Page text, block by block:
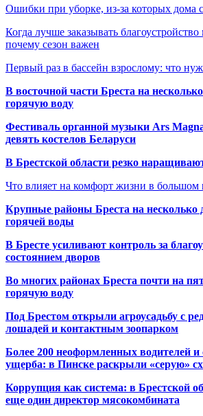
Ошибки при уборке, из-за которых дома
Когда лучше заказывать
почему сезон важен
Первый раз в бассейн взрослому: что
В восточной части Бреста на
горячую воду
Фестиваль органной музыки Ars
девять костелов Беларуси
В Брестской области резко
Что влияет на комфорт жизни в большом
Крупные районы Бреста на несколько
горячей воды
В Бресте усиливают контроль за
состоянием дворов
Во многих районах Бреста почти на
горячую воду
Под Брестом открыли агроусадьбу с
лошадей и контактным зоопарком
Более 200 неоформленных водителей
ущерба: в Пинске раскрыли «серую»
Коррупция как система: в Брестской
еще один директор мясокомбината